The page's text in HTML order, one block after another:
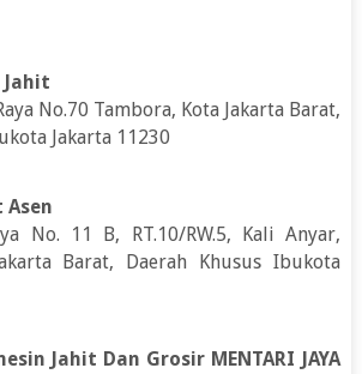
Jahit
No.70 Tambora, Kota Jakarta Barat,
Jakarta 11230
Asen
No. 11 B, RT.10/RW.5, Kali Anyar,
Barat, Daerah Khusus Ibukota
Jahit Dan Grosir MENTARI JAYA